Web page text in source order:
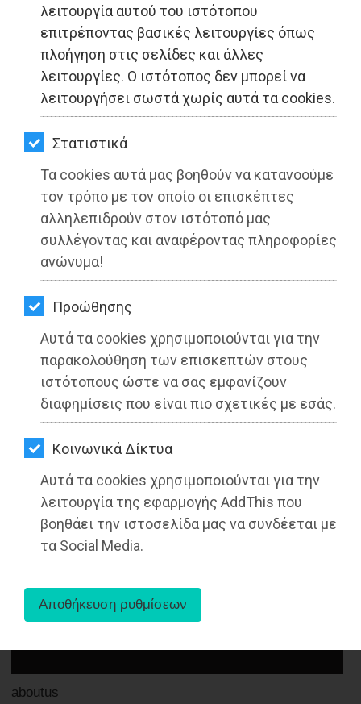
λειτουργία αυτού του ιστότοπου
επιτρέποντας βασικές λειτουργίες όπως
πλοήγηση στις σελίδες και άλλες
λειτουργίες. Ο ιστότοπος δεν μπορεί να
λειτουργήσει σωστά χωρίς αυτά τα cookies.
Στατιστικά
Τα cookies αυτά μας βοηθούν να κατανοούμε
τον τρόπο με τον οποίο οι επισκέπτες
αλληλεπιδρούν στον ιστότοπό μας
συλλέγοντας και αναφέροντας πληροφορίες
ανώνυμα!
Προώθησης
Αυτά τα cookies χρησιμοποιούνται για την
παρακολούθηση των επισκεπτών στους
ιστότοπους ώστε να σας εμφανίζουν
διαφημίσεις που είναι πιο σχετικές με εσάς.
Kοινωνικά Δίκτυα
Αυτά τα cookies χρησιμοποιούνται για την
λειτουργία της εφαρμογής AddThis που
βοηθάει την ιστοσελίδα μας να συνδέεται με
τα Social Media.
ΠΟΛΙΤΙΣΜΟΣ
ΣΠΙΤΙ-
ΚΗΠΟΣ
ΥΓΕΙΑ
LIFESTYLE
ΤΑΞΙΔΙΑ
ΕΞΟΔΟΣ
ΠΕΡΙΒΑΛΛΟΝ
ΚΑΤΟΙΚΙΔΙΟ
ΑΓΓΕΛΙΕΣ
ΕΦΗΜΕΡΙΔΕΣ
OΔΗΓΟΣ
ΑΓΟΡΑΣ
ΨΙΘΥΡΟΙ
ΑΠΟΣΤΟΛΗ
ΑΡΘΡΩΝ
ΠΟΛΙΤΙΚΗ - Ανατολική Αττική
Βασίλης Οικονόμου: «Η «ΒΟΡΕΙΑ
ΡΙΒΙΕΡΑ» ενώνει Ωρωπό-Μαραθώνα
και ανήκει σε όλους!»
Διαβάστηκε 7506 φορές
13-09-2022
Από τo Dimotisnews
aboutus